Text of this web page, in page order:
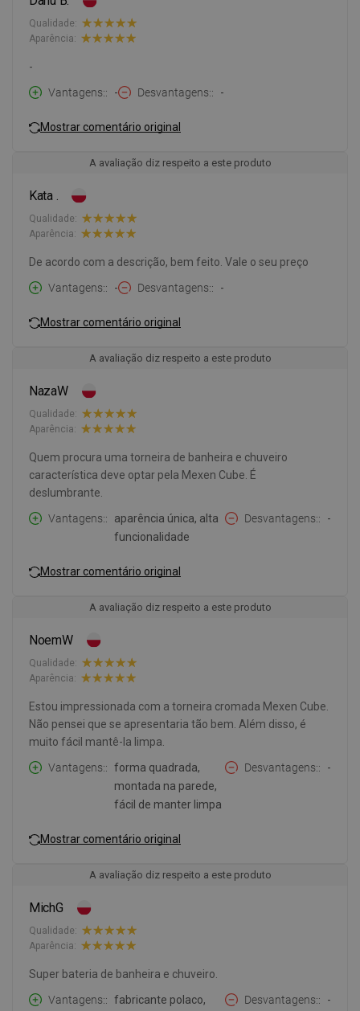
Qualidade:
Aparência:
-
Vantagens:
- Desvantagens: -
Mostrar comentário original
A avaliação diz respeito a este produto
Kata .
Qualidade:
Aparência:
De acordo com a descrição, bem feito. Vale o seu preço
Vantagens:
- Desvantagens: -
Mostrar comentário original
A avaliação diz respeito a este produto
NazaW
Qualidade:
Aparência:
Quem procura uma torneira de banheira e chuveiro
característica deve optar pela Mexen Cube. É
deslumbrante.
Vantagens:
aparência única, alta
funcionalidade
Desvantagens: -
Mostrar comentário original
A avaliação diz respeito a este produto
NoemW
Qualidade:
Aparência:
Estou impressionada com a torneira cromada Mexen Cube.
Não pensei que se apresentaria tão bem. Além disso, é
muito fácil mantê-la limpa.
Vantagens:
forma quadrada,
montada na parede,
fácil de manter limpa
Desvantagens: -
Mostrar comentário original
A avaliação diz respeito a este produto
MichG
Qualidade:
Aparência:
Super bateria de banheira e chuveiro.
Vantagens:
fabricante polaco,
Desvantagens: -